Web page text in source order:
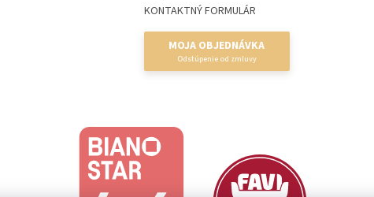
KONTAKTNÝ FORMULÁR
MOJA OBJEDNÁVKA